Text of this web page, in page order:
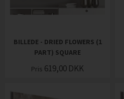
BILLEDE - DRIED FLOWERS (1
PART) SQUARE
Pris 619,00 DKK